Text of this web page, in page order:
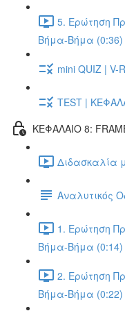
5. Ερώτηση
Βήμα-Βήμα (0:36)
mini QUIZ | V-
TEST |
ΚΕΦΑΛΑΙΟ 8:
Διδασκαλία
Αναλυτικός
1. Ερώτηση
Βήμα-Βήμα (0:14)
2. Ερώτηση
Βήμα-Βήμα (0:22)